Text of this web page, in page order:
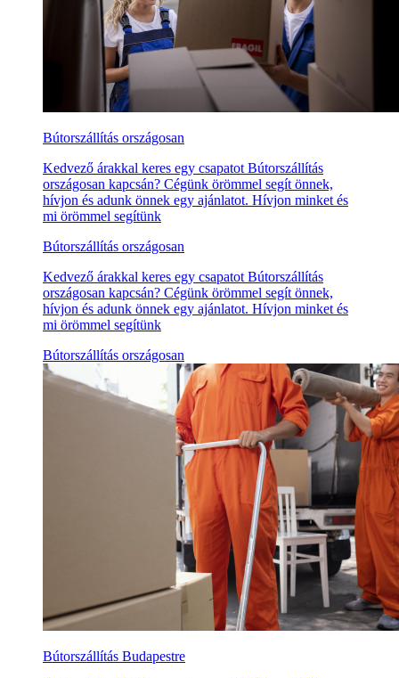
Bútorszállítás országosan
Kedvező árakkal keres egy csapatot Bútorszállítás
országosan kapcsán? Cégünk örömmel segít önnek,
hívjon és adunk önnek egy ajánlatot. Hívjon minket és
mi örömmel segítünk
Bútorszállítás országosan
Kedvező árakkal keres egy csapatot Bútorszállítás
országosan kapcsán? Cégünk örömmel segít önnek,
hívjon és adunk önnek egy ajánlatot. Hívjon minket és
mi örömmel segítünk
Bútorszállítás országosan
Bútorszállítás Budapestre